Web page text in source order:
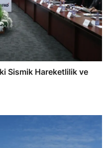
Sismik Hareketlilik ve